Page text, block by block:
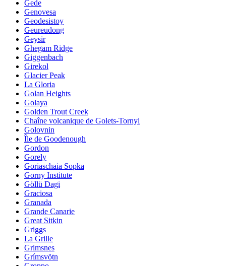
Gede
Genovesa
Geodesistoy
Geureudong
Geysir
Ghegam Ridge
Giggenbach
Girekol
Glacier Peak
La Gloria
Golan Heights
Golaya
Golden Trout Creek
Chaîne volcanique de Golets-Tornyi
Golovnin
Île de Goodenough
Gordon
Gorely
Goriaschaia Sopka
Gorny Institute
Göllü Dagi
Graciosa
Granada
Grande Canarie
Great Sitkin
Griggs
La Grille
Grimsnes
Grímsvötn